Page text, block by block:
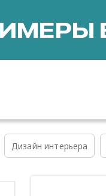
Дизайн интерьера